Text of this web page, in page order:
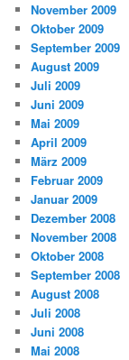
November 2009
Oktober 2009
September 2009
August 2009
Juli 2009
Juni 2009
Mai 2009
April 2009
März 2009
Februar 2009
Januar 2009
Dezember 2008
November 2008
Oktober 2008
September 2008
August 2008
Juli 2008
Juni 2008
Mai 2008